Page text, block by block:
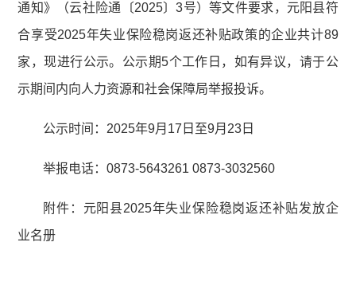
通知》（云社险通〔2025〕3号）等文件要求，元阳县符
合享受2025年失业保险稳岗返还补贴政策的企业共计89
家，现进行公示。公示期5个工作日，如有异议，请于公
示期间内向人力资源和社会保障局举报投诉。
公示时间：2025年9月17日至9月23日
举报电话：0873-5643261 0873-3032560
附件：元阳县2025年失业保险稳岗返还补贴发放企
业名册